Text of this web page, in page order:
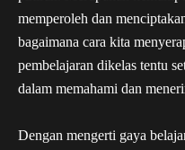
memperoleh dan
bagaimana cara kita
pembelajaran dikelas tentu
dalam memahami dan
Dengan mengerti gaya